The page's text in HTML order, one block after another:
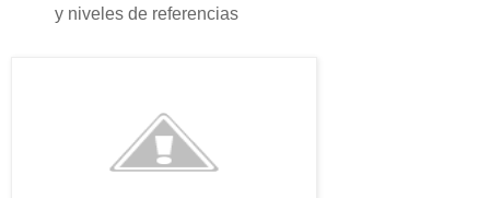
y niveles de referencias